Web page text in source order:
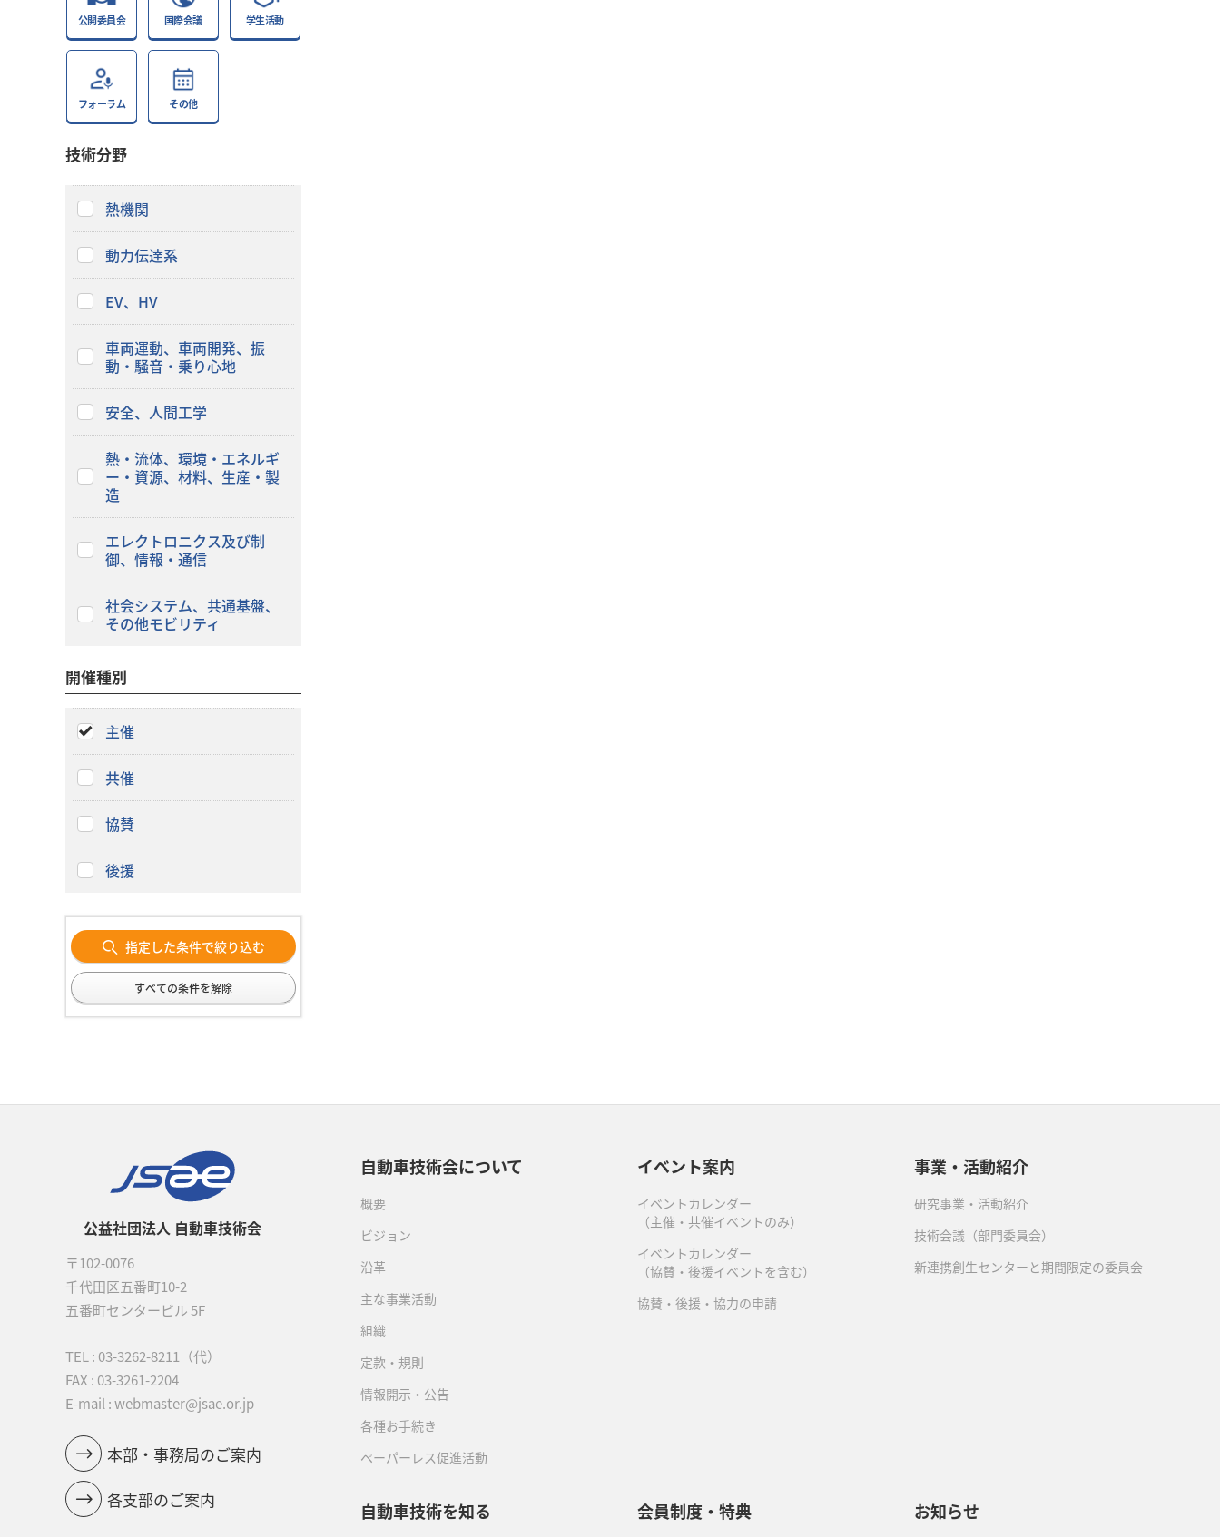
公開委員会 国際会議 学生活動
フォーラム その他
技術分野
熱機関
動力伝達系
EV、HV
車両運動、車両開発、振
動・騒音・乗り心地
安全、人間工学
熱・流体、環境・エネルギ
ー・資源、材料、生産・製
造
エレクトロニクス及び制
御、情報・通信
社会システム、共通基盤、
その他モビリティ
開催種別
主催
共催
協賛
後援
指定した条件で絞り込む
すべての条件を解除
公益社団法人 自動車技術会
〒102-0076
千代田区五番町10-2
五番町センタービル 5F
TEL : 03-3262-8211
（代）
FAX : 03-3261-2204
E-mail : webmaster@jsae.or.jp
本部・事務局のご案内
各支部のご案内
自動車技術会について
概要
ビジョン
沿革
主な事業活動
組織
定款・規則
情報開示・公告
各種お手続き
ペーパーレス促進活動
イベント案内
イベントカレンダー
（主催・共催イベントのみ）
イベントカレンダー
（協賛・後援イベントを含む）
協賛・後援・協力の申請
事業・活動紹介
研究事業・活動紹介
技術会議（部門委員会）
新連携創生センターと期間限定の委員会
自動車技術を知る 会員制度・特典 お知らせ